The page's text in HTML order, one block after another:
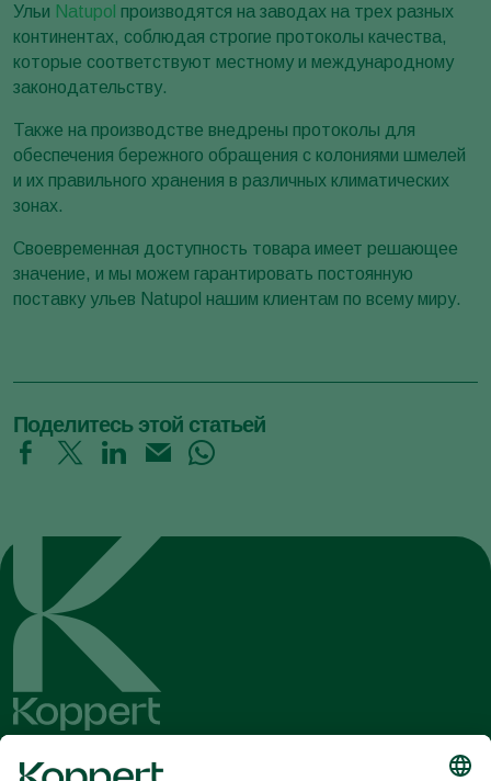
Ульи Natupol производятся на заводах на трех разных
континентах, соблюдая строгие протоколы качества,
которые соответствуют местному и международному
законодательству.
Также на производстве внедрены протоколы для
обеспечения бережного обращения с колониями шмелей
и их правильного хранения в различных климатических
зонах.
Своевременная доступность товара имеет решающее
значение, и мы можем гарантировать постоянную
поставку ульев Natupol нашим клиентам по всему миру.
Поделитесь этой статьей